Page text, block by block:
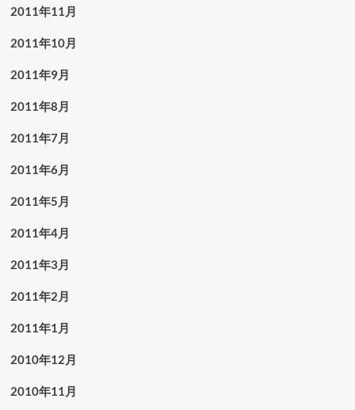
2011年11月
2011年10月
2011年9月
2011年8月
2011年7月
2011年6月
2011年5月
2011年4月
2011年3月
2011年2月
2011年1月
2010年12月
2010年11月